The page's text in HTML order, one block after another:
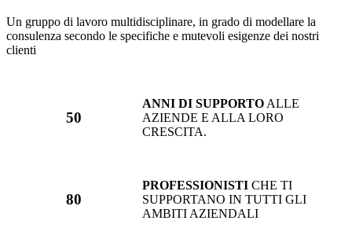
Un gruppo di lavoro multidisciplinare, in grado di modellare la
consulenza secondo le specifiche e mutevoli esigenze dei nostri
clienti
50
ANNI DI SUPPORTOALLE
AZIENDE E ALLA LORO
CRESCITA.
80
PROFESSIONISTICHE TI
SUPPORTANO IN TUTTI GLI
AMBITI AZIENDALI